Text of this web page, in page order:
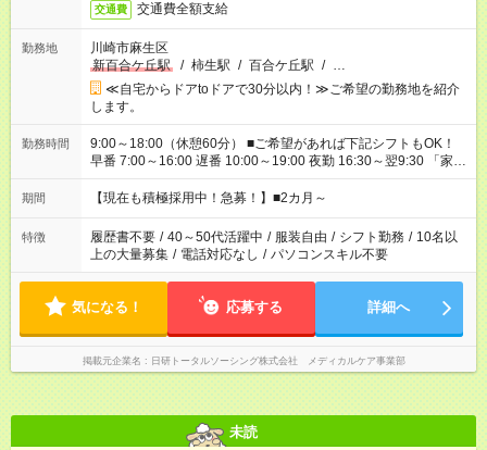
交通費 交通費全額支給
勤務地
川崎市麻生区
新百合ケ丘駅
/ 柿生駅 / 百合ケ丘駅 / …
≪自宅からドアtoドアで30分以内！≫ご希望の勤務地を紹介
します。
勤務時間
9:00～18:00（休憩60分） ■ご希望があれば下記シフトもOK！
早番 7:00～16:00 遅番 10:00～19:00 夜勤 16:30～翌9:30 「家族
と休みを合わせたい」 「余裕を持って夕飯の準備がしたい」
「できれば残業はしたくない」 など、ご希望を教えてください
と、もう1つのお仕事の勤務時間が 合計で週40時間を超える場
合は応募できません。
期間 【現在も積極採用中！急募！】■2カ月～
特徴 履歴書不要 / 40～50代活躍中 / 服装自由 / シフト勤務 / 10名以
上の大量募集 / 電話対応なし / パソコンスキル不要
気になる！ 応募する 詳細へ
掲載元企業名 日研トータルソーシング株式会社 メディカルケア事業部
未読